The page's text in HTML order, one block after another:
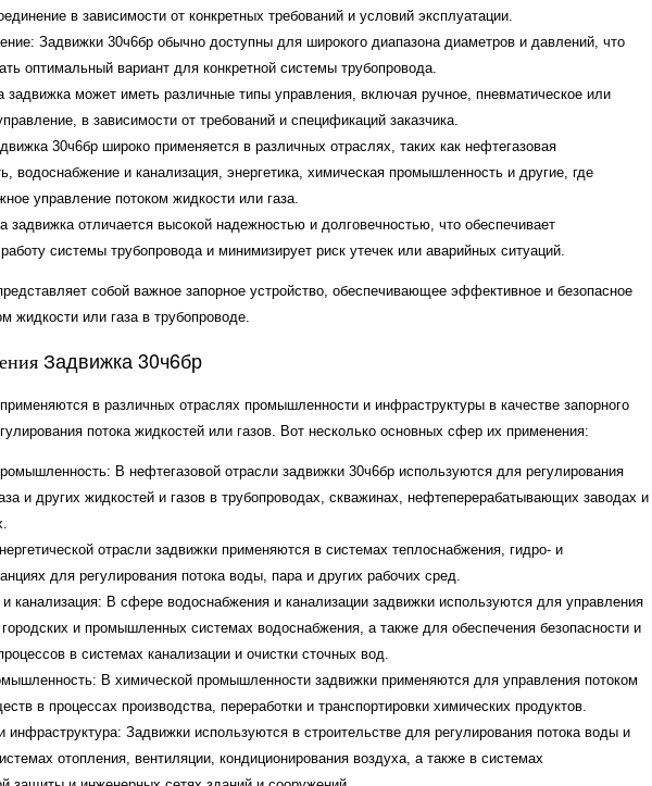
в зависимости от конкретных требований и условий эксплуатации.
Задвижки 30ч6бр обычно доступны для широкого диапазона диаметров и давлений, что
оптимальный вариант для конкретной системы трубопровода.
задвижка может иметь различные типы управления, включая ручное, пневматическое или
в зависимости от требований и спецификаций заказчика.
30ч6бр широко применяется в различных отраслях, таких как нефтегазовая
водоснабжение и канализация, энергетика, химическая промышленность и другие, где
управление потоком жидкости или газа.
задвижка отличается высокой надежностью и долговечностью, что обеспечивает
системы трубопровода и минимизирует риск утечек или аварийных ситуаций.
собой важное запорное устройство, обеспечивающее эффективное и безопасное
жидкости или газа в трубопроводе.
Задвижка 30ч6бр
в различных отраслях промышленности и инфраструктуры в качестве запорного
потока жидкостей или газов. Вот несколько основных сфер их применения:
В нефтегазовой отрасли задвижки 30ч6бр используются для регулирования
и других жидкостей и газов в трубопроводах, скважинах, нефтеперерабатывающих заводах и
отрасли задвижки применяются в системах теплоснабжения, гидро- и
для регулирования потока воды, пара и других рабочих сред.
канализация: В сфере водоснабжения и канализации задвижки используются для управления
и промышленных системах водоснабжения, а также для обеспечения безопасности и
в системах канализации и очистки сточных вод.
В химической промышленности задвижки применяются для управления потоком
в процессах производства, переработки и транспортировки химических продуктов.
инфраструктура: Задвижки используются в строительстве для регулирования потока воды и
отопления, вентиляции, кондиционирования воздуха, а также в системах